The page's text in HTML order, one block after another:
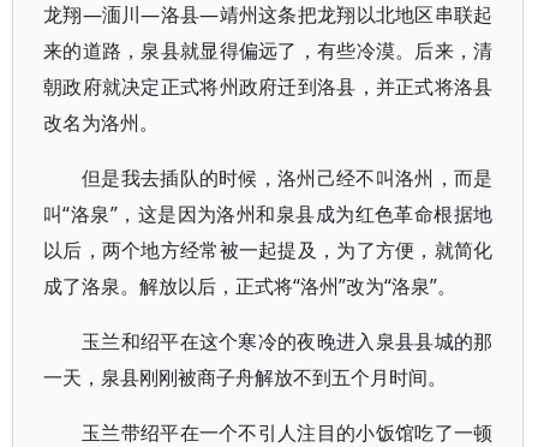
龙翔—湎川—洛县—靖州这条把龙翔以北地区串联起
来的道路，泉县就显得偏远了，有些冷漠。后来，清
朝政府就决定正式将州政府迁到洛县，并正式将洛县
改名为洛州。
但是我去插队的时候，洛州己经不叫洛州，而是
叫“洛泉”，这是因为洛州和泉县成为红色革命根据地
以后，两个地方经常被一起提及，为了方便，就简化
成了洛泉。解放以后，正式将“洛州”改为“洛泉”。
玉兰和绍平在这个寒冷的夜晚进入泉县县城的那
一天，泉县刚刚被商子舟解放不到五个月时间。
玉兰带绍平在一个不引人注目的小饭馆吃了一顿